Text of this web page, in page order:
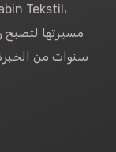
مسيرتها
سنوات من